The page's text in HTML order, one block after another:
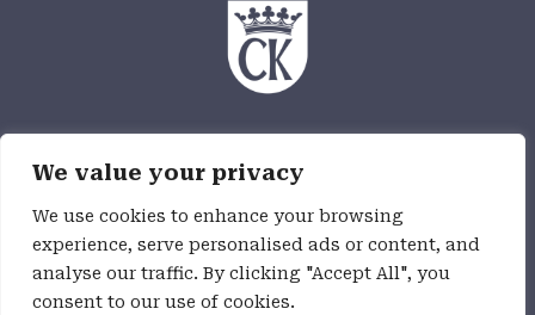
We value your privacy
We use cookies to enhance your browsing
experience, serve personalised ads or content, and
analyse our traffic. By clicking "Accept All", you
consent to our use of cookies.
jest częścią Wzgórza Zamkowego,
jednostki budżetowej Miasta Kielce
Deklaracja dostępności